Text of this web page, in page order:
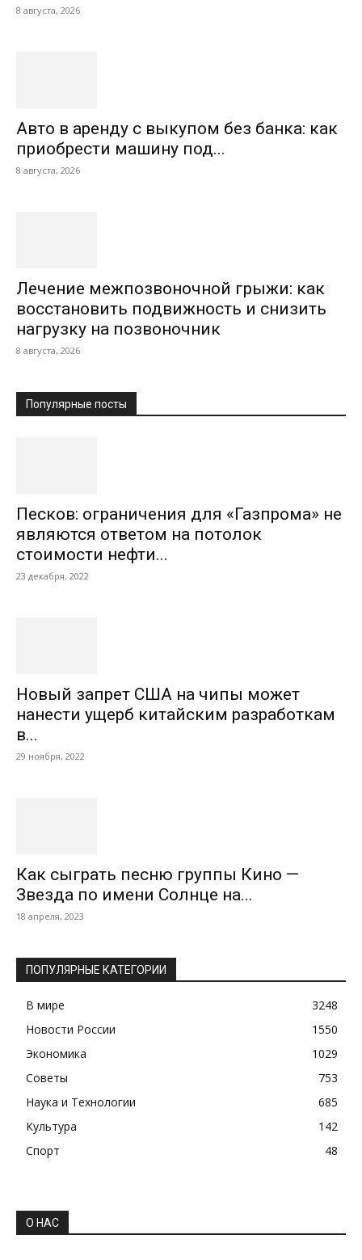
8 августа, 2026
Авто в аренду с выкупом без банка: как
приобрести машину под...
8 августа, 2026
Лечение межпозвоночной грыжи: как
восстановить подвижность и снизить
нагрузку на позвоночник
8 августа, 2026
Популярные посты
Песков: ограничения для «Газпрома» не
являются ответом на потолок
стоимости нефти...
23 декабря, 2022
Новый запрет США на чипы может
нанести ущерб китайским разработкам
в...
29 ноября, 2022
Как сыграть песню группы Кино —
Звезда по имени Солнце на...
18 апреля, 2023
ПОПУЛЯРНЫЕ КАТЕГОРИИ
В мире
3248
Новости России
1550
Экономика
1029
Советы
753
Наука и Технологии
685
Культура
142
Спорт
48
О НАС